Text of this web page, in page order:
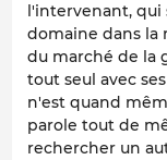
l'intervenant, qui
domaine dans la
du marché de la
tout seul avec
n'est quand
parole tout de
rechercher un